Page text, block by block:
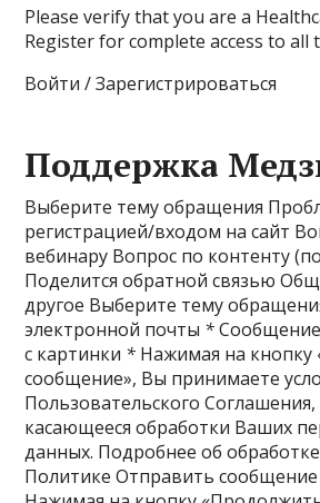
Please verify that you are a
Register for complete access to all
Войти / Зарегистрироваться
Поддержка
Выберите тему обращения
регистрацией/входом на сайт
вебинару Вопрос по контенту
Поделится обратной связью
другое Выберите тему
электронной почты *Сообщение
с картинки * Нажимая на кнопку
сообщение», Вы принимаете
Пользовательского
касающееся обработки Ваших
данных. Подробнее об
Политике Отправить